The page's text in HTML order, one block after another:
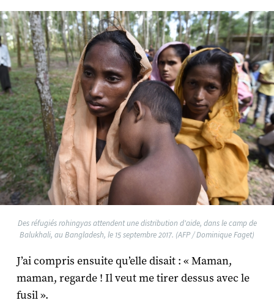
Des réfugiés rohingyas attendent une distribution d'aide, dans le camp de
Balukhali, au Bangladesh, le 15 septembre 2017. (AFP / Dominique Faget)
J’ai compris ensuite qu’elle disait : « Maman,
maman, regarde ! Il veut me tirer dessus avec le
fusil ».